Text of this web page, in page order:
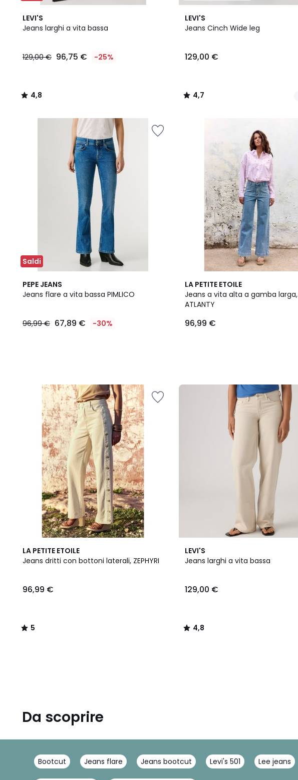
LEVI'S
Jeans larghi a vita bassa
€
€
129,00 € 96,75 € -25%
4,8
/ 5
4,8
/
LEVI'S
Jeans Cinch Wide leg
129,00 €
4,7
/ 5
4
Colori
4,7
/
Saldi
PEPE JEANS
Jeans flare a vita bassa PIMLICO
96,99 € 67,89 € -30%
LA PETITE ETOILE
Jeans a vita alta a gamba larga,
ATLANTY
96,99 €
LA PETITE ETOILE
Jeans dritti con bottoni laterali, ZEPHYRI
96,99 €
5
/
5
/
LEVI'S
Jeans larghi a vita bassa
129,00 €
4,8
/ 5
4,8
/
Da scoprire
Bootcut Jeans flare Jeans bootcut Levi's 501 Lee jeans